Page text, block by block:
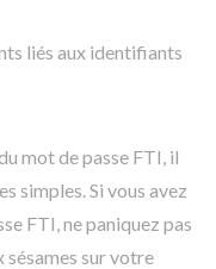
liés aux identifiants
mot de passe FTI, il
simples. Si vous avez
FTI, ne paniquez pas
sésames sur votre